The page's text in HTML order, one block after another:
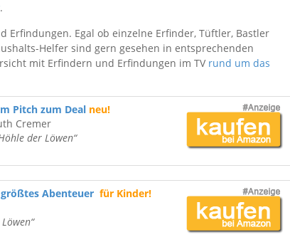
.
Erfindungen. Egal ob einzelne Erfinder, Tüftler, Bastler
Helfer sind gern gesehen in entsprechenden
mit Erfindern und Erfindungen im TV rund um das
Pitch zum Deal neu!
Cremer
der Löwen“
Abenteuer für Kinder!